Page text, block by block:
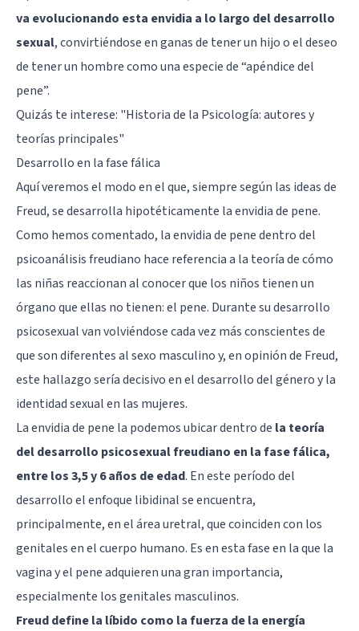
va evolucionando esta envidia a lo largo del desarrollo
sexual, convirtiéndose en ganas de tener un hijo o el deseo
de tener un hombre como una especie de “apéndice del
pene”.
Quizás te interese: "Historia de la Psicología: autores y
teorías principales"
Desarrollo en la fase fálica
Aquí veremos el modo en el que, siempre según las ideas de
Freud, se desarrolla hipotéticamente la envidia de pene.
Como hemos comentado, la envidia de pene dentro del
psicoanálisis freudiano hace referencia a la teoría de cómo
las niñas reaccionan al conocer que los niños tienen un
órgano que ellas no tienen: el pene. Durante su desarrollo
psicosexual van volviéndose cada vez más conscientes de
que son diferentes al sexo masculino y, en opinión de Freud,
este hallazgo sería decisivo en el desarrollo del género y la
identidad sexual en las mujeres.
La envidia de pene la podemos ubicar dentro de la teoría
del desarrollo psicosexual freudiano en la fase fálica,
entre los 3,5 y 6 años de edad. En este período del
desarrollo el enfoque libidinal se encuentra,
principalmente, en el área uretral, que coinciden con los
genitales en el cuerpo humano. Es en esta fase en la que la
vagina y el pene adquieren una gran importancia,
especialmente los genitales masculinos.
Freud define la líbido como la fuerza de la energía